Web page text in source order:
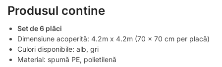
Produsul contine
Set de 6 plăci
Dimensiune acoperită: 4.2m x 4.2m (70 x 70 cm per placă)
Culori disponibile: alb, gri
Material: spumă PE, polietilenă